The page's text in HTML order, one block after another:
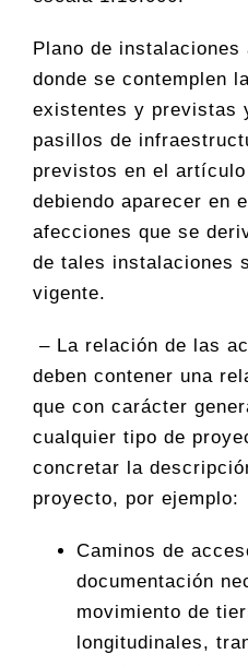
Plano de
donde se contemplen
existentes y previstas
pasillos de
previstos en el artículo
debiendo aparecer en
afecciones que se
de tales instalaciones
vigente.
– La relación de las
deben contener una
que con carácter
cualquier tipo de
concretar la
proyecto, por ejemplo:
Caminos de
documentación
movimiento de
longitudinales,